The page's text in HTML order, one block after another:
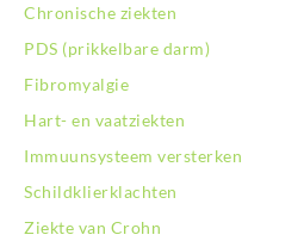
Chronische ziekten
PDS (prikkelbare darm)
Fibromyalgie
Hart- en vaatziekten
Immuunsysteem versterken
Schildklierklachten
Ziekte van Crohn